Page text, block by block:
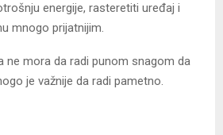
energije, rasteretiti uređaj i
mnogo prijatnijim.
ne mora da radi punom snagom da
je važnije da radi pametno.